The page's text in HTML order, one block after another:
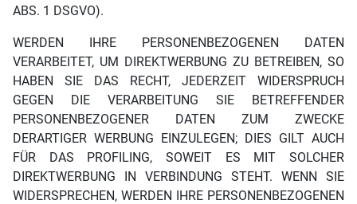
ABS. 1 DSGVO).
WERDEN IHRE PERSONENBEZOGENEN DATEN
VERARBEITET, UM DIREKTWERBUNG ZU BETREIBEN, SO
HABEN SIE DAS RECHT, JEDERZEIT WIDERSPRUCH
GEGEN DIE VERARBEITUNG SIE BETREFFENDER
PERSONENBEZOGENER DATEN ZUM ZWECKE
DERARTIGER WERBUNG EINZULEGEN; DIES GILT AUCH
FÜR DAS PROFILING, SOWEIT ES MIT SOLCHER
DIREKTWERBUNG IN VERBINDUNG STEHT. WENN SIE
WIDERSPRECHEN, WERDEN IHRE PERSONENBEZOGENEN